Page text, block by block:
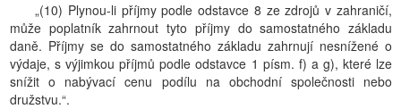
„(10) Plynou-li příjmy podle odstavce 8 ze zdrojů v zahraničí,
může poplatník zahrnout tyto příjmy do samostatného základu
daně. Příjmy se do samostatného základu zahrnují nesnížené o
výdaje, s výjimkou příjmů podle odstavce 1 písm. f) a g), které lze
snížit o nabývací cenu podílu na obchodní společnosti nebo
družstvu.“.